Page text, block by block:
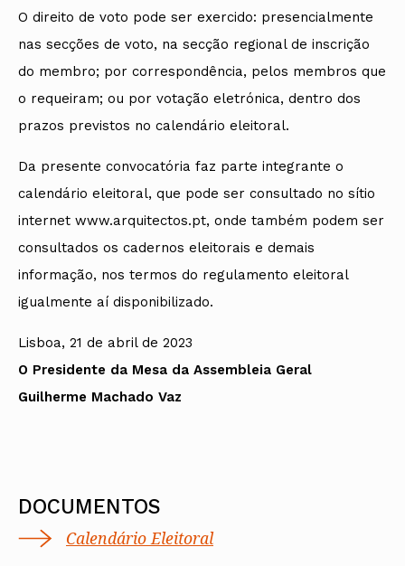
O direito de voto pode ser exercido: presencialmente
nas secções de voto, na secção regional de inscrição
do membro; por correspondência, pelos membros que
o requeiram; ou por votação eletrónica, dentro dos
prazos previstos no calendário eleitoral.
Da presente convocatória faz parte integrante o
calendário eleitoral, que pode ser consultado no sítio
internet www.arquitectos.pt, onde também podem ser
consultados os cadernos eleitorais e demais
informação, nos termos do regulamento eleitoral
igualmente aí disponibilizado.
Lisboa, 21 de abril de 2023
O Presidente da Mesa da Assembleia Geral
Guilherme Machado Vaz
DOCUMENTOS
Calendário Eleitoral